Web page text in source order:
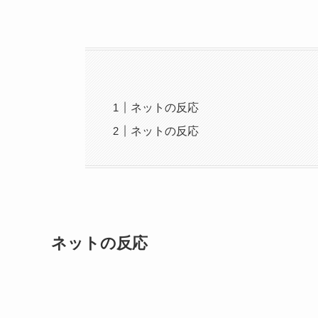
ネットの反応
ネットの反応
ネットの反応